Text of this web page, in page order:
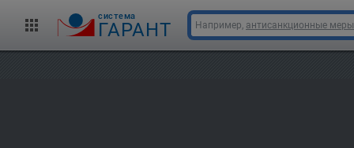
cистема
ГАРАНТ Например, антисанкционные меры